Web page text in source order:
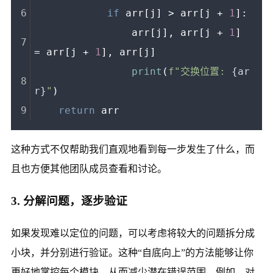
if arr[j] > arr[j + 1 ]:
                arr[j], arr[j +
1 ]
= arr[j + 1 ], arr[j]
print ( f"交换位置: {ar
r} " )
return arr
这种方式不仅帮助我们直观地看到每一步发生了什么，而
且也方便其他团队成员查看和讨论。
3. 分解问题，逐步验证
如果发现难以定位的问题，可以考虑将较大的问题拆分成
小块，并分别进行验证。这种“自底向上”的方法能够让你